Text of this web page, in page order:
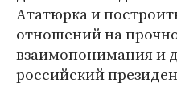
Ататюрка и
отношений на
взаимопонимания и
российский